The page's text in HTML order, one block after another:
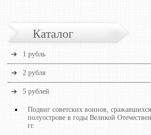
Каталог
1 рубль
2 рубля
5 рублей
Подвиг советских воинов,
полуострове в годы Великой
гг.